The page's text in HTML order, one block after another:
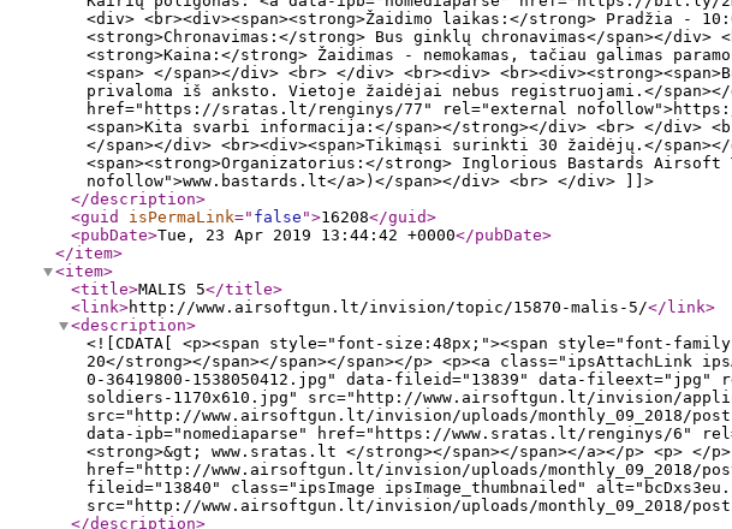
<div> <br><div><span><strong>Žaidimo laikas:</strong> Pradžia -
<strong>Chronavimas:</strong> Bus ginklų chronavimas</span></
<strong>Kaina:</strong> Žaidimas - nemokamas, tačiau galimas
<span> </span></div> <br> </div> <br><div>
privaloma iš anksto. Vietoje žaidėjai nebus registruojami.</span></
href="https://sratas.lt/renginys/77" rel="external
<span>Kita svarbi informacija:</span></strong></div> <br> </
</span></div> <br><div><span>Tikimąsi surinkti 30 žaidėjų.</
<span><strong>Organizatorius:</strong> Inglorious Bastards
nofollow">www.bastards.lt</a>)</span></div> <br> </div> ]]>
</description>
<guid
isPermaLink=" false ">16208</guid>
<pubDate>Tue, 23 Apr 2019 13:44:42 +0000</pubDate>
</item>
<item>
<title>MALIS 5</title>
<link>http://www.airsoftgun.lt/invision/topic/15870-malis-5/</link>
<description>
<![CDATA[ <p><span style="font-size:48px;"><span style="font-
20</strong></span></span></span></p> <p><a
0-36419800-1538050412.jpg" data-fileid="13839" data-fileext="jpg"
soldiers-1170x610.jpg" src="http://www.airsoftgun.lt/invision/
src="http://www.airsoftgun.lt/invision/uploads/monthly_09_2018/post-
data-ipb="nomediaparse" href="https://www.sratas.lt/renginys/6"
<strong>&gt; www.sratas.lt </strong></span></span></a></p> <p> </
href="http://www.airsoftgun.lt/invision/uploads/monthly_09_2018/
fileid="13840" class="ipsImage ipsImage_thumbnailed"
src="http://www.airsoftgun.lt/invision/uploads/monthly_09_2018/
</description>